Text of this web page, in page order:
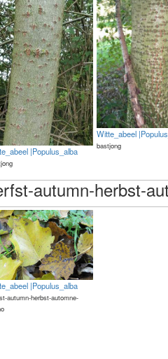
|Populus_alba
Witte_abeel
bastjong
autumn-herbst-
|Populus_alba
autumn-herbst-automne-